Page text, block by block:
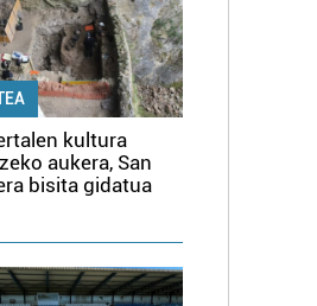
kultura
aukera, San
bisita gidatua